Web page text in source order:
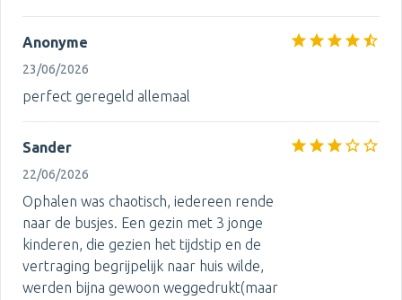
Anonyme
23/06/2026
perfect geregeld allemaal
Sander
22/06/2026
Ophalen was chaotisch, iedereen rende
naar de busjes. Een gezin met 3 jonge
kinderen, die gezien het tijdstip en de
vertraging begrijpelijk naar huis wilde,
werden bijna gewoon weggedrukt(maar